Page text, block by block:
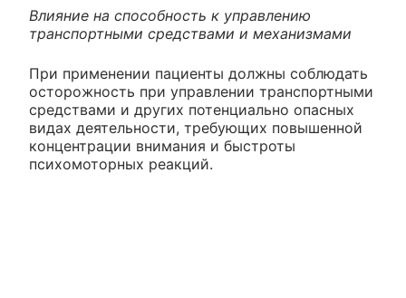
Влияние на способность к управлению
транспортными средствами и механизмами
При применении пациенты должны соблюдать
осторожность при управлении транспортными
средствами и других потенциально опасных
видах деятельности, требующих повышенной
концентрации внимания и быстроты
психомоторных реакций.